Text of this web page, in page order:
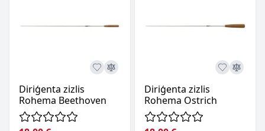
Diriģenta zizlis
Rohema Beethoven
Diriģenta zizlis
Rohema Ostrich